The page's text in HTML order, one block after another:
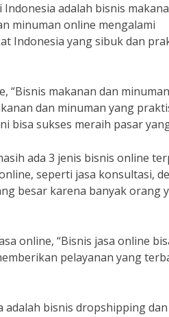
adalah bisnis
minuman online mengalami
Indonesia yang sibuk dan
“Bisnis makanan dan
dan minuman yang
bisa sukses meraih pasar
ada 3 jenis bisnis online
seperti jasa konsultasi,
besar karena banyak orang
online, “Bisnis jasa online
pelayanan yang
adalah bisnis dropshipping